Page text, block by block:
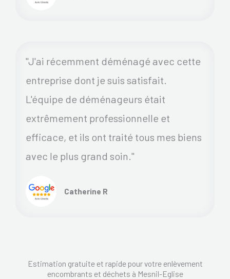
"J'ai récemment déménagé avec cette
entreprise dont je suis satisfait.
L'équipe de déménageurs était
extrêmement professionnelle et
efficace, et ils ont traité tous mes biens
avec le plus grand soin."
Catherine R
Estimation gratuite et rapide pour votre enlèvement
encombrants et déchets à Mesnil-Eglise